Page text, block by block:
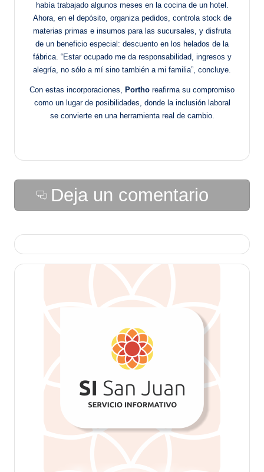
había trabajado algunos meses en la cocina de un hotel.
Ahora, en el depósito, organiza pedidos, controla stock de
materias primas e insumos para las sucursales, y disfruta
de un beneficio especial: descuento en los helados de la
fábrica. “Estar ocupado me da responsabilidad, ingresos y
alegría, no sólo a mí sino también a mi familia”, concluye.
Con estas incorporaciones, Portho reafirma su compromiso
como un lugar de posibilidades, donde la inclusión laboral
se convierte en una herramienta real de cambio.
Deja un comentario